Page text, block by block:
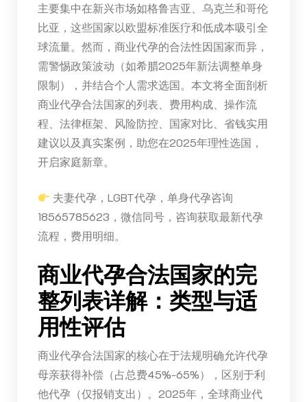
主要集中在新兴市场如格鲁吉亚、乌克兰和哥伦
比亚，这些国家以欧盟标准医疗和低成本吸引全
球流量。然而，商业代孕的合法性因国家而异，
需警惕政策波动（如希腊2025年新法调整单身
限制），并结合个人需求选国。本文将全面剖析
商业代孕合法国家的列表、费用构成、操作流
程、法律框架、风险防控、国家对比、省钱实用
建议以及真实案例，助您在2025年理性选国，
开启家庭新章。
夫妻代孕，LGBT代孕，单身代孕咨询
18565785623，微信同号，咨询获取最新代孕
流程，费用明细。
商业代孕合法国家的完
整列表详解：类型与适
用性评估
商业代孕合法国家的核心在于法规明确允许代孕
母亲获得补偿（占总费45%-65%），区别于利
他代孕（仅报销支出）。2025年，全球商业代